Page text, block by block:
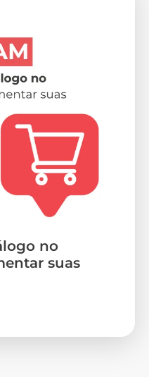
no
suas